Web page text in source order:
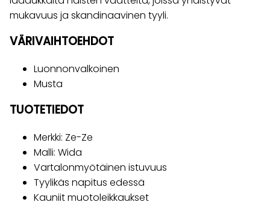
mukavuus ja skandinaavinen tyyli.
VÄRIVAIHTOEHDOT
Luonnonvalkoinen
Musta
TUOTETIEDOT
Merkki: Ze-Ze
Malli: Wida
Vartalonmyötäinen istuvuus
Tyylikäs napitus edessä
Kauniit muotoleikkaukset